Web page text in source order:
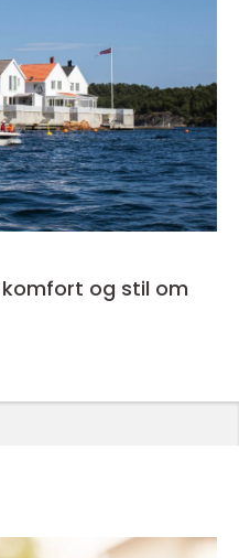
og stil om